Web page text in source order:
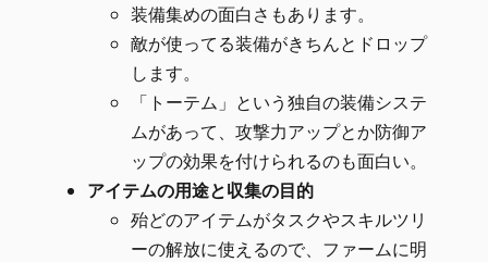
装備集めの面白さもあります。
敵が使ってる装備がきちんとドロップ
します。
「トーテム」という独自の装備システ
ムがあって、攻撃力アップとか防御ア
ップの効果を付けられるのも面白い。
アイテムの用途と収集の目的
殆どのアイテムがタスクやスキルツリ
ーの解放に使えるので、ファームに明